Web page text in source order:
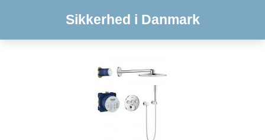
Sikkerhed i Danmark